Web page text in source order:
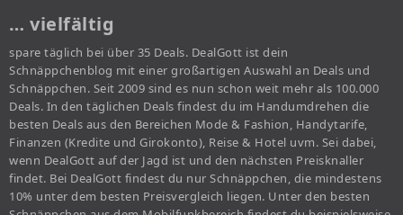
… vielfältig
spare täglich bei über 35 Deals. DealGott ist dein
Schnäppchenblog mit einer großartigen Auswahl an Deals und
Schnäppchen. Seit 2009 sind es nun schon weit mehr als 100.000
Deals. In den täglichen Deals findest du im Handumdrehen die
besten Deals aus den Bereichen Mode & Fashion, Handytarife,
Finanzen (Kredite und Girokonto), Reise & Hotel uvm. Sei dabei,
wenn DealGott auf der Jagd ist und den nächsten Preisknaller
findet. Bei DealGott findest du nur Schnäppchen, die mindestens
10% unter dem besten Preisvergleich liegen. Unter den besten